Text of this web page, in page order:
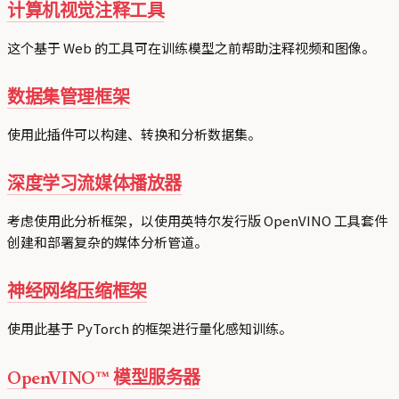
计算机视觉注释工具
这个基于 Web 的工具可在训练模型之前帮助注释视频和图像。
数据集管理框架
使用此插件可以构建、转换和分析数据集。
深度学习流媒体播放器
考虑使用此分析框架，以使用英特尔发行版 OpenVINO 工具套件
创建和部署复杂的媒体分析管道。
神经网络压缩框架
使用此基于 PyTorch 的框架进行量化感知训练。
OpenVINO™ 模型服务器